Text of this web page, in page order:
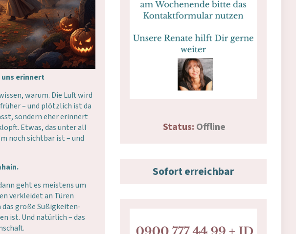
uns erinnert
warum. Die Luft wird
– und plötzlich ist da
sondern eher erinnert
Etwas, das unter all
noch sichtbar ist – und
geht es meistens um
verkleidet an Türen
große Süßigkeiten-
ist. Und natürlich – das
Status: Offline
Sofort erreichbar